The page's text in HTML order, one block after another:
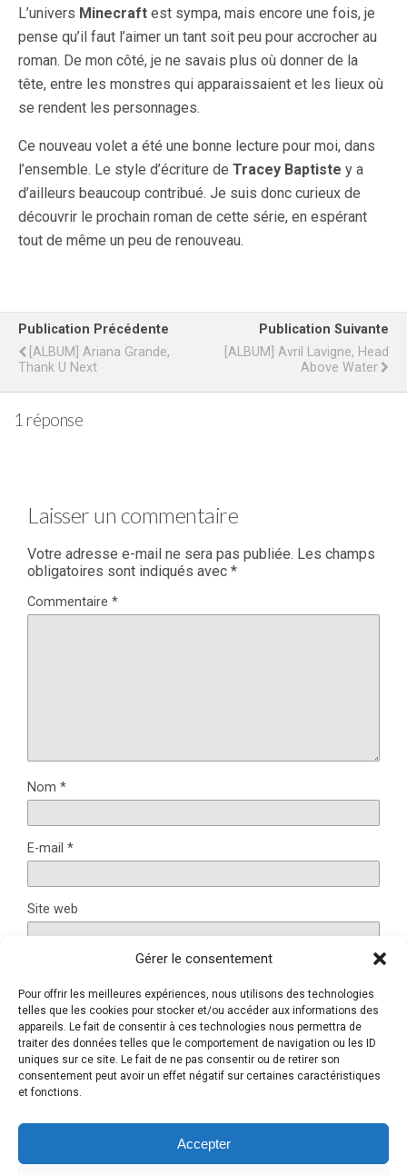
Gérer le consentement
Pour offrir les meilleures expériences, nous utilisons des technologies
telles que les cookies pour stocker et/ou accéder aux informations des
appareils. Le fait de consentir à ces technologies nous permettra de
traiter des données telles que le comportement de navigation ou les ID
uniques sur ce site. Le fait de ne pas consentir ou de retirer son
consentement peut avoir un effet négatif sur certaines caractéristiques
et fonctions.
Accepter
L’univers Minecraft est sympa, mais encore une fois, je
pense qu’il faut l’aimer un tant soit peu pour accrocher au
roman. De mon côté, je ne savais plus où donner de la
tête, entre les monstres qui apparaissaient et les lieux où
se rendent les personnages.
Ce nouveau volet a été une bonne lecture pour moi, dans
l’ensemble. Le style d’écriture de Tracey Baptiste y a
d’ailleurs beaucoup contribué. Je suis donc curieux de
découvrir le prochain roman de cette série, en espérant
tout de même un peu de renouveau.
Publication Précédente
[ALBUM] Ariana Grande,
Thank U Next
Publication Suivante
[ALBUM] Avril Lavigne, Head
Above Water
1 réponse
Laisser un commentaire
Votre adresse e-mail ne sera pas publiée. Les champs
obligatoires sont indiqués avec *
Commentaire *
Nom *
E-mail *
Site web
Ce site utilise Akismet pour réduire les indésirables.En
savoir plus sur la façon dont les données de vos
commentaires sont traitées.
Retour au début